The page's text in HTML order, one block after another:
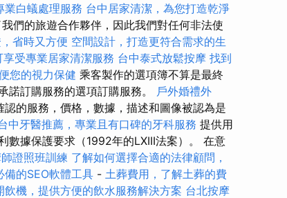
業白蟻處理服務 台中居家清潔，為您打造乾淨
們的旅遊合作夥伴，因此我們對任何非法使
省時又方便 空間設計，打造更符合需求的生
受專業居家清潔服務 台中泰式放鬆按摩 找到
您的視力保健 乘客製作的選項簿不算是最終
諾訂購服務的選項訂購服務。 戶外婚禮外
認的服務，價格，數據，描述和圖像被認為是
中牙醫推薦，專業且有口碑的牙科服務 提供用
數據保護要求（1992年的LXIII法案）。 在意
證照班訓練 了解如何選擇合適的法律顧問，
備的SEO軟體工具 - 土葬費用，了解土葬的費
飲機，提供方便的飲水服務解決方案 台北按摩